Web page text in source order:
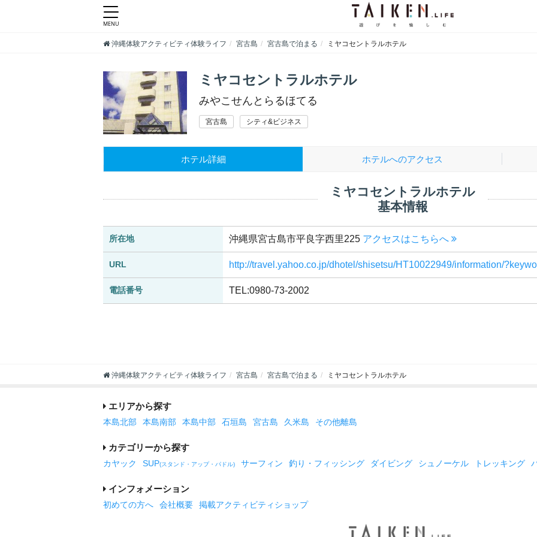
沖縄体験アクティビティ体験ライフ 宮古島 宮古島で泊まる ミヤコセントラルホテル
ミヤコセントラルホテル
みやこせんとらるほてる
宮古島 シティ&ビジネス
ホテル詳細 ホテルへのアクセス
ミヤコセントラルホテル
基本情報
所在地 沖縄県宮古島市平良字西里225 アクセスはこちらへ
URL http://travel.yahoo.co.jp/dhotel/shisetsu/HT10022949/information/
電話番号 TEL:0980-73-2002
沖縄体験アクティビティ体験ライフ 宮古島 宮古島で泊まる ミヤコセントラルホテル
エリアから探す
本島北部 本島南部 本島中部 石垣島 宮古島 久米島 その他離島
カテゴリーから探す
カヤック SUP(スタンド・アップ・パドル) サーフィン 釣り・フィッシング ダイビング シュノーケル トレッキング
インフォメーション
初めての方へ 会社概要 掲載アクティビティショップ